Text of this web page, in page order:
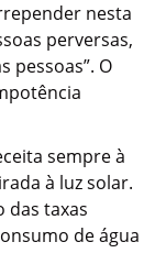
nesta
perversas,
pessoas”. O
sempre à
à luz solar.
das taxas
de água